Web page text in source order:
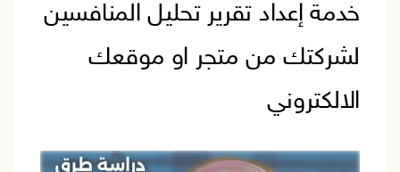
باحترافية(دراسة
المنافسين
خدمة إعداد تقرير تحليل المنافسين
لشركتك من متجر او موقعك
الالكتروني